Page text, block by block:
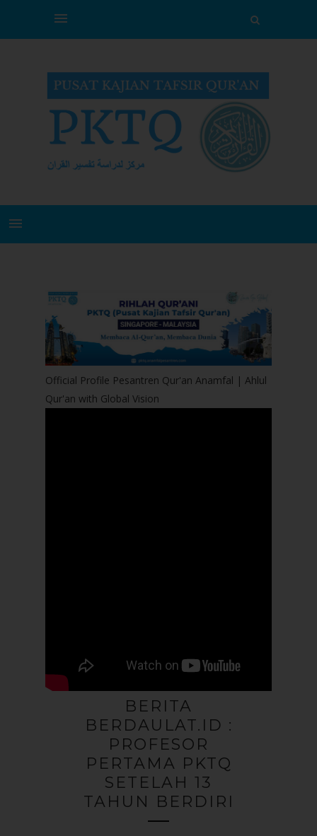
Official Profile Pesantren Qur'an Anamfal | Ahlul
Qur'an with Global Vision
BERITA
BERDAULAT.ID :
PROFESOR
PERTAMA PKTQ
SETELAH 13
TAHUN BERDIRI